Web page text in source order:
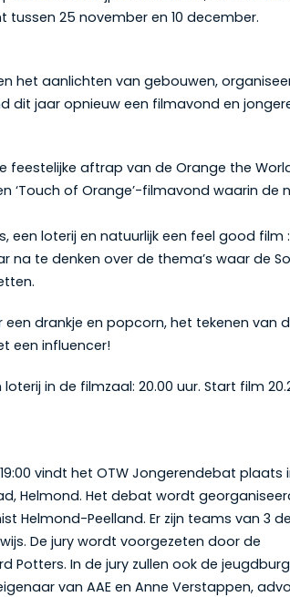
tussen 25 november en 10 december.
het aanlichten van gebouwen,
dit jaar opnieuw een filmavond en
feestelijke aftrap van de Orange the
‘Touch of Orange’-filmavond waarin de
een loterij en natuurlijk een feel good film :
na te denken over de thema’s waar de
drankje en popcorn, het tekenen van
een influencer!
in de filmzaal: 20.00 uur. Start film
vindt het OTW Jongerendebat plaats
Helmond. Het debat wordt
Helmond-Peelland. Er zijn teams van 3
De jury wordt voorgezeten door de
Potters. In de jury zullen ook de
van AAE en Anne Verstappen,